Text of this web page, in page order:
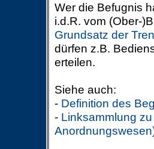
Wer die Befugnis
i.d.R. vom (Ober-
Grundsatz der
dürfen z.B.
erteilen.
Siehe auch:
- Definition des
- Linksammlung